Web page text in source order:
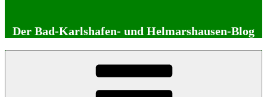
Der Bad-Karlshafen- und Helmarshausen-Blog